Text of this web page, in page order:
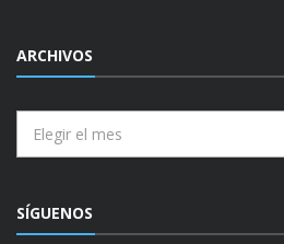
ARCHIVOS
SÍGUENOS